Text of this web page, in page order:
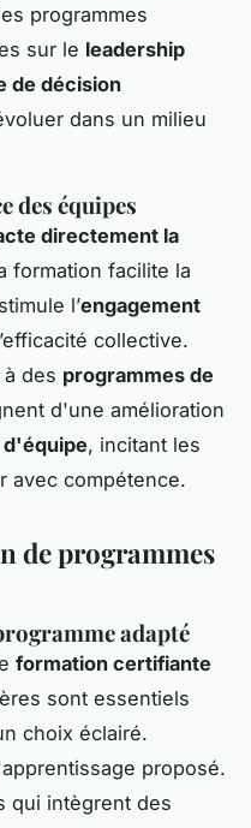
programmes
sur le leadership
de décision
dans un milieu
des équipes
directement la
formation facilite la
l’engagement
collective.
des programmes de
d'une amélioration
, incitant les
avec compétence.
de programmes
adapté
formation certifiante
sont essentiels
choix éclairé.
proposé.
qui intègrent des